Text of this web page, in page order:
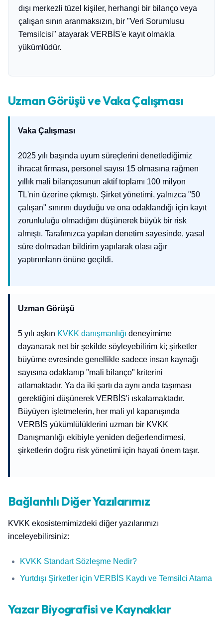
dışı merkezli tüzel kişiler, herhangi bir bilanço veya
çalışan sınırı aranmaksızın, bir "Veri Sorumlusu
Temsilcisi" atayarak VERBİS'e kayıt olmakla
yükümlüdür.
Uzman Görüşü ve Vaka Çalışması
Vaka Çalışması
2025 yılı başında uyum süreçlerini denetlediğimiz
ihracat firması, personel sayısı 15 olmasına rağmen
yıllık mali bilançosunun aktif toplamı 100 milyon
TL'nin üzerine çıkmıştı. Şirket yönetimi, yalnızca "50
çalışan" sınırını duyduğu ve ona odaklandığı için kayıt
zorunluluğu olmadığını düşünerek büyük bir risk
almıştı. Tarafımızca yapılan denetim sayesinde, yasal
süre dolmadan bildirim yapılarak olası ağır
yaptırımların önüne geçildi.
Uzman Görüşü
5 yılı aşkın KVKK danışmanlığı deneyimime
dayanarak net bir şekilde söyleyebilirim ki; şirketler
büyüme evresinde genellikle sadece insan kaynağı
sayısına odaklanıp "mali bilanço" kriterini
atlamaktadır. Ya da iki şartı da aynı anda taşıması
gerektiğini düşünerek VERBİS'i ıskalamaktadır.
Büyüyen işletmelerin, her mali yıl kapanışında
VERBİS yükümlülüklerini uzman bir KVKK
Danışmanlığı ekibiyle yeniden değerlendirmesi,
şirketlerin doğru risk yönetimi için hayati önem taşır.
Bağlantılı Diğer Yazılarımız
KVKK ekosistemimizdeki diğer yazılarımızı
inceleyebilirsiniz:
KVKK Standart Sözleşme Nedir?
Yurtdışı Şirketler için VERBİS Kaydı ve Temsilci Atama
Yazar Biyografisi ve Kaynaklar